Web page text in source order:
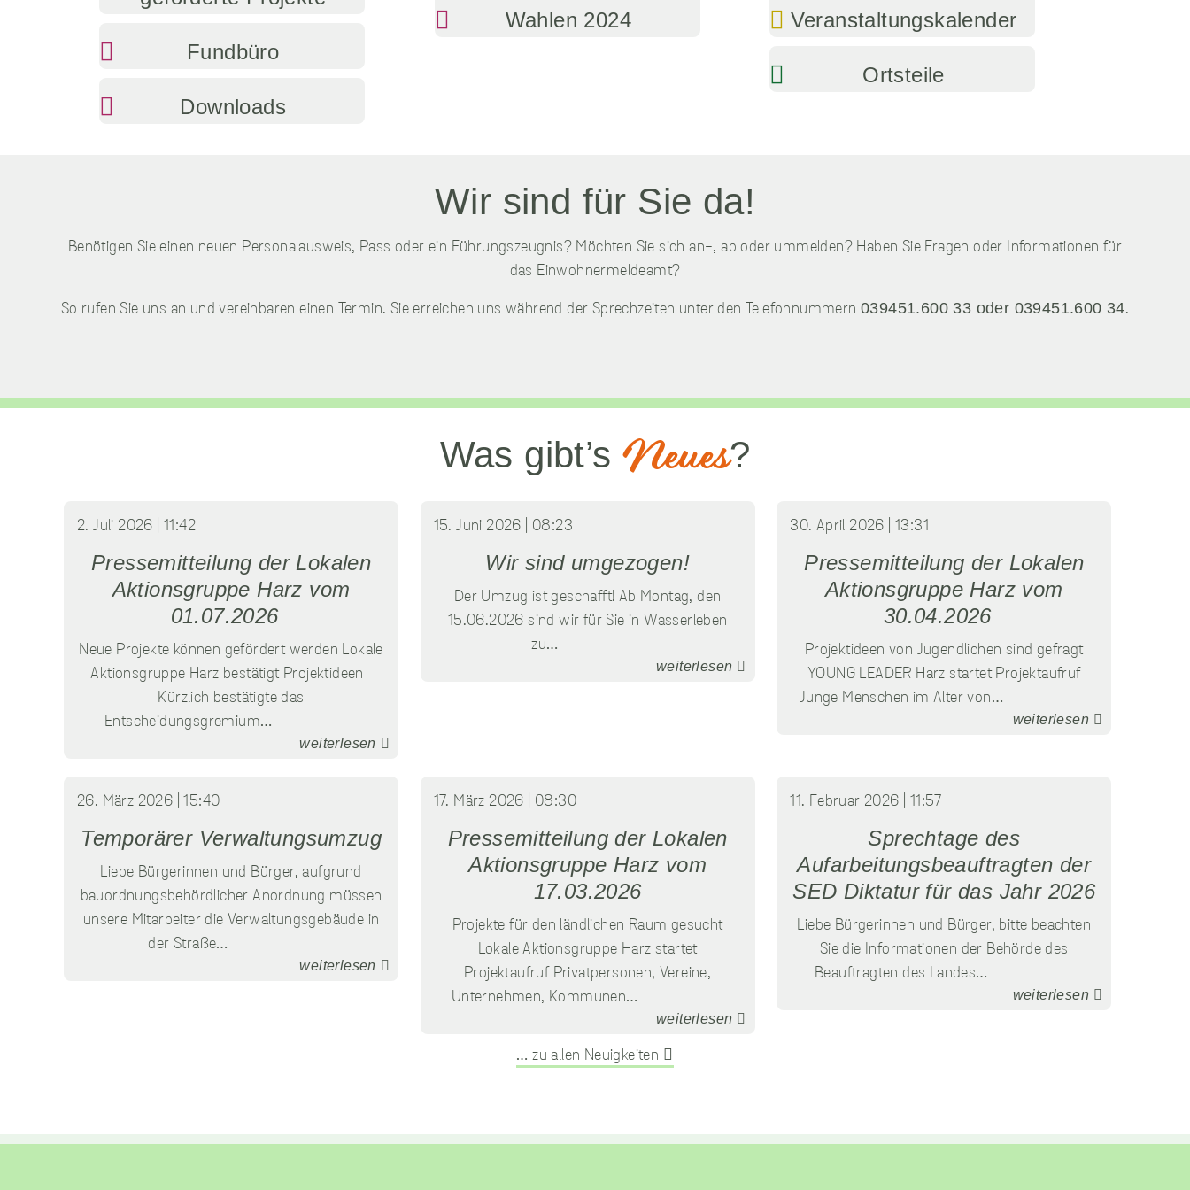
Fundbüro
Downloads
Wahlen 2024 Veranstaltungskalender
Ortsteile
Wir sind für Sie da!
Benötigen Sie einen neuen Personalausweis, Pass oder ein Führungszeugnis? Möchten Sie sich an-, ab oder ummelden? Haben Sie Fragen oder Informationen für
das Einwohnermeldeamt?
So rufen Sie uns an und vereinbaren einen Termin. Sie erreichen uns während der Sprechzeiten unter den Telefonnummern 039451.600 33 oder 039451.600 34.
Was gibt’s Neues?
Pressemitteilung der Lokalen
Aktionsgruppe Harz vom
01.07.2026
2. Juli 2026 | 11:42
Neue Projekte können gefördert werden Lokale
Aktionsgruppe Harz bestätigt Projektideen
Kürzlich bestätigte das
Entscheidungsgremium…
weiterlesen
Wir sind umgezogen!
15. Juni 2026 | 08:23
Der Umzug ist geschafft! Ab Montag, den
15.06.2026 sind wir für Sie in Wasserleben
zu…
weiterlesen
Pressemitteilung der Lokalen
Aktionsgruppe Harz vom
30.04.2026
30. April 2026 | 13:31
Projektideen von Jugendlichen sind gefragt
YOUNG LEADER Harz startet Projektaufruf
Junge Menschen im Alter von…
weiterlesen
Temporärer Verwaltungsumzug
26. März 2026 | 15:40
Liebe Bürgerinnen und Bürger, aufgrund
bauordnungsbehördlicher Anordnung müssen
unsere Mitarbeiter die Verwaltungsgebäude in
der Straße…
weiterlesen
Pressemitteilung der Lokalen
Aktionsgruppe Harz vom
17.03.2026
17. März 2026 | 08:30
Projekte für den ländlichen Raum gesucht
Lokale Aktionsgruppe Harz startet
Projektaufruf Privatpersonen, Vereine,
Unternehmen, Kommunen…
weiterlesen
Sprechtage des
Aufarbeitungsbeauftragten der
SED Diktatur für das Jahr 2026
11. Februar 2026 | 11:57
Liebe Bürgerinnen und Bürger, bitte beachten
Sie die Informationen der Behörde des
Beauftragten des Landes…
weiterlesen
… zu allen Neuigkeiten
einen Besucher direkt
zum Zwecke der
Verbesserung unserer
allgemeinen
Benutzerfreundlichkeit
verwendet. Ohne die
können wir unsere
Erlebnis zu bieten.
Cookies nicht
zulassen, wird Ihr
Website Optimierung
haben kann.
Cookies
sich befinden, zu
speichern. Diese
Cookies dienen
dazu, erweiterte,
personalisierte
Funktionen
bereitzustellen.
Diese Cookies
verfolgen nicht Ihre
Browsing-
anderen Websites.
Wenn Sie diese
nicht mehr